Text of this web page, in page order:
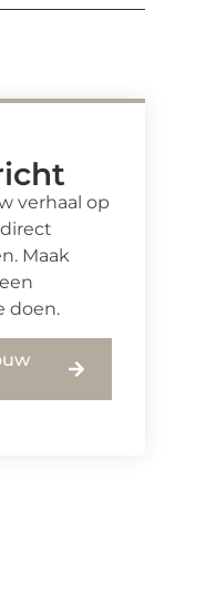
verhaal op
Maak
doen.